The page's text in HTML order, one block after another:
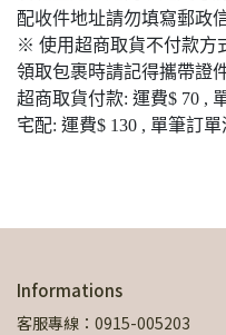
配收件地址請勿填寫郵政
※ 使用超商取貨不付款方
領取包裹時請記得攜帶證
超商取貨付款: 運費$ 70 ,
宅配: 運費$ 130 , 單筆訂單
Informations
客服專線：0915-005203